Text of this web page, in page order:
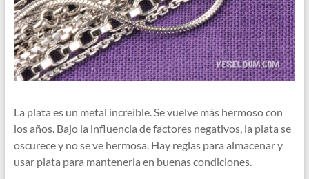
La plata es un metal increíble. Se vuelve más hermoso con
los años. Bajo la influencia de factores negativos, la plata se
oscurece y no se ve hermosa. Hay reglas para almacenar y
usar plata para mantenerla en buenas condiciones.